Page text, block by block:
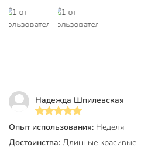
Надежда Шпилевская
Опыт использования: Неделя
Достоинства: Длинные красивые